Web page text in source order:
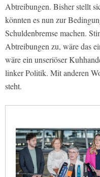
Abtreibungen. Bisher stellt
könnten es nun zur
Schuldenbremse machen.
Abtreibungen zu, wäre das
wäre ein unseriöser
linker Politik. Mit anderen
steht.